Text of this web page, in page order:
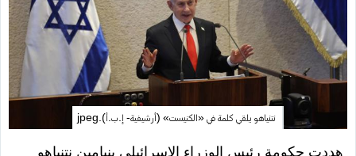
نتنياهو يلقي كلمة في «الكنيست» (أرشيفية- إ.ب.أ).jpeg
هددت حكومة رئيس الوزراء الإسرائيلي بنيامين نتنياهو